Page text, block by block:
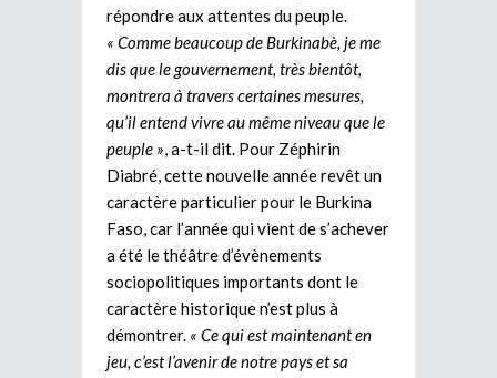
répondre aux attentes du peuple.
« Comme beaucoup de Burkinabè, je me
dis que le gouvernement, très bientôt,
montrera à travers certaines mesures,
qu’il entend vivre au même niveau que le
peuple » , a-t-il dit. Pour Zéphirin
Diabré, cette nouvelle année revêt un
caractère particulier pour le Burkina
Faso, car l’année qui vient de s’achever
a été le théâtre d’évènements
sociopolitiques importants dont le
caractère historique n’est plus à
démontrer. « Ce qui est maintenant en
jeu, c’est l’avenir de notre pays et sa